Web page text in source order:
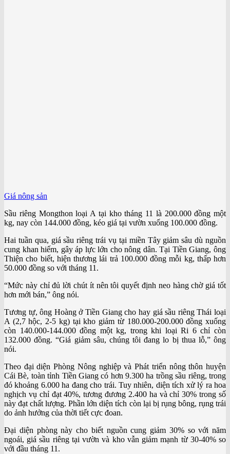
Giá nông sản
Sầu riêng Mongthon loại A tại kho tháng 11 là 200.000 đồng một
kg, nay còn 144.000 đồng, kéo giá tại vườn xuống 100.000 đồng.
Hai tuần qua, giá sầu riêng trái vụ tại miền Tây giảm sâu dù nguồn
cung khan hiếm, gây áp lực lớn cho nông dân. Tại Tiền Giang, ông
Thiện cho biết, hiện thương lái trả 100.000 đồng mỗi kg, thấp hơn
50.000 đồng so với tháng 11.
“Mức này chỉ đủ lời chút ít nên tôi quyết định neo hàng chờ giá tốt
hơn mới bán,” ông nói.
Tương tự, ông Hoàng ở Tiền Giang cho hay giá sầu riêng Thái loại
A (2,7 hộc, 2-5 kg) tại kho giảm từ 180.000-200.000 đồng xuống
còn 140.000-144.000 đồng một kg, trong khi loại Ri 6 chỉ còn
132.000 đồng. “Giá giảm sâu, chúng tôi đang lo bị thua lỗ,” ông
nói.
Theo đại diện Phòng Nông nghiệp và Phát triển nông thôn huyện
Cái Bè, toàn tỉnh Tiền Giang có hơn 9.300 ha trồng sầu riêng, trong
đó khoảng 6.000 ha đang cho trái. Tuy nhiên, diện tích xử lý ra hoa
nghịch vụ chỉ đạt 40%, tương đương 2.400 ha và chỉ 30% trong số
này đạt chất lượng. Phần lớn diện tích còn lại bị rụng bông, rụng trái
do ảnh hưởng của thời tiết cực đoan.
Đại diện phòng này cho biết nguồn cung giảm 30% so với năm
ngoái, giá sầu riêng tại vườn và kho vẫn giảm mạnh từ 30-40% so
với đầu tháng 11.